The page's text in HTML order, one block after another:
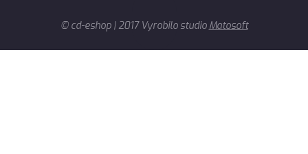
© cd-eshop | 2017 Vyrobilo studio Matosoft